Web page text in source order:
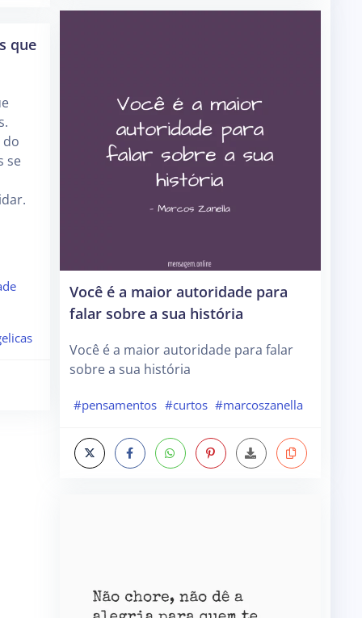
que
se
Você é a maior autoridade para
falar sobre a sua história
Você é a maior autoridade para falar
sobre a sua história
#pensamentos #curtos #marcoszanella